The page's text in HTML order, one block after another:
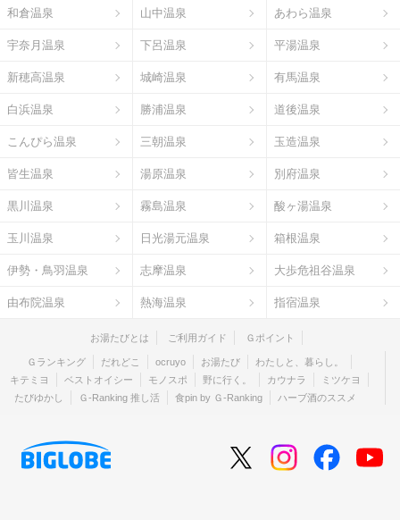
和倉温泉 山中温泉 あわら温泉
宇奈月温泉 下呂温泉 平湯温泉
新穂高温泉 城崎温泉 有馬温泉
白浜温泉 勝浦温泉 道後温泉
こんぴら温泉 三朝温泉 玉造温泉
皆生温泉 湯原温泉 別府温泉
黒川温泉 霧島温泉 酸ヶ湯温泉
玉川温泉 日光湯元温泉 箱根温泉
伊勢・鳥羽温泉 志摩温泉 大歩危祖谷温泉
由布院温泉 熱海温泉 指宿温泉
お湯たびとは ご利用ガイド Ｇポイント
Ｇランキング だれどこ ocruyo お湯たび
わたしと、暮らし。
キテミヨ
ベストオイシー モノスポ 野に行く。 カウナラ
ミツケヨ
たびゆかし
Ｇ-Ranking 推し活 食pin by Ｇ-Ranking ハーブ酒のススメ